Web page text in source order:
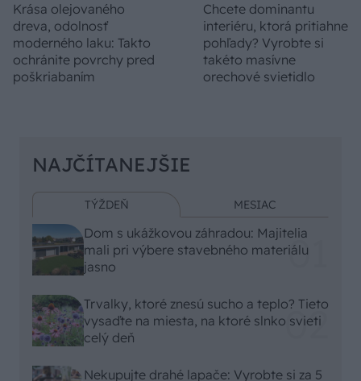
Krása olejovaného
dreva, odolnosť
moderného laku: Takto
ochránite povrchy pred
poškriabaním
Chcete dominantu
interiéru, ktorá pritiahne
pohľady? Vyrobte si
takéto masívne
orechové svietidlo
NAJČÍTANEJŠIE
TÝŽDEŇ MESIAC
Dom s ukážkovou záhradou: Majitelia
mali pri výbere stavebného materiálu
jasno
Trvalky, ktoré znesú sucho a teplo? Tieto
vysaďte na miesta, na ktoré slnko svieti
celý deň
Nekupujte drahé lapače: Vyrobte si za 5